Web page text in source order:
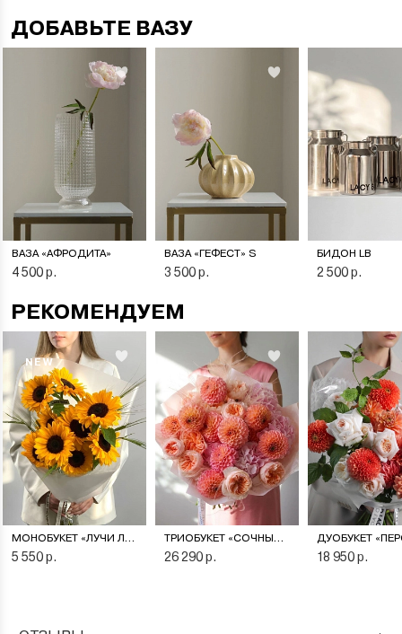
ДОБАВЬТЕ ВАЗУ
ВАЗА «АФРОДИТА»
4 500 р.
ВАЗА «ГЕФЕСТ» S
3 500 р.
БИДОН LB
2 500 р.
РЕКОМЕНДУЕМ
NEW
МОНОБУКЕТ «ЛУЧИ ЛЕТА»
5 550 р.
ТРИОБУКЕТ «СОЧНЫЙ ПЕРСИК»
26 290 р. 18 950 р.